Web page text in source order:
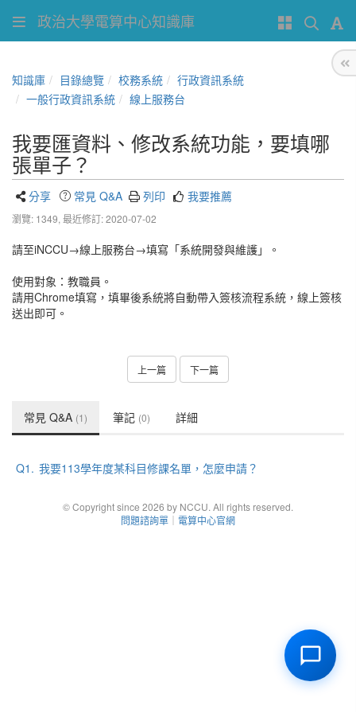
政治大學電算中心知識庫
知識庫 目錄總覽 校務系統
行政資訊系統
一般行政資訊系統
線上服務台
我要匯資料、修改系統功能，要填哪
張單子？
分享 常見 Q&A 列印 我要推薦
瀏覽: 1349, 最近修訂: 2020-07-02
請至iNCCU→線上服務台→填寫「系統開發與維護」。
使用對象：教職員。
請用Chrome填寫，填畢後系統將自動帶入簽核流程系統，線上簽核
送出即可。
上一篇 下一篇
常見 Q&A (1) 筆記 (0) 詳細
Q1. 我要113學年度某科目修課名單，怎麼申請？
© Copyright since 2026 by NCCU. All rights reserved.
問題諮詢單 ｜ 電算中心官網